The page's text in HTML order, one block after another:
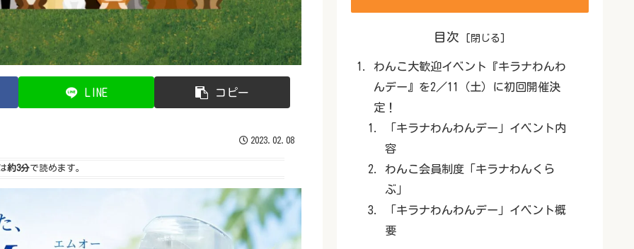
LINE コピー
2023.02.08
約3分で読めます。
目次
わんこ大歓迎イベント『キラナわんわ
んデー』を2／11（土）に初回開催決
定！
「キラナわんわんデー」イベント内
容
わんこ会員制度「キラナわんくら
ぶ」
「キラナわんわんデー」イベント概
要